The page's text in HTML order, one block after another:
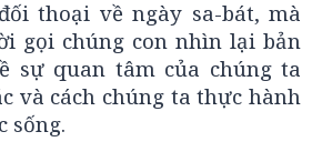
thoại về ngày sa-bát, mà
gọi chúng con nhìn lại bản
sự quan tâm của chúng ta
và cách chúng ta thực hành
sống.